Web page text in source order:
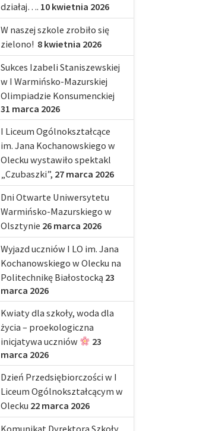
działaj…. 10 kwietnia 2026
W naszej szkole zrobiło się
zielono! 8 kwietnia 2026
Sukces Izabeli Staniszewskiej
w I Warmińsko-Mazurskiej
Olimpiadzie Konsumenckiej
31 marca 2026
I Liceum Ogólnokształcące
im. Jana Kochanowskiego w
Olecku wystawiło spektakl
„Czubaszki”, 27 marca 2026
Dni Otwarte Uniwersytetu
Warmińsko-Mazurskiego w
Olsztynie 26 marca 2026
Wyjazd uczniów I LO im. Jana
Kochanowskiego w Olecku na
Politechnikę Białostocką 23
marca 2026
Kwiaty dla szkoły, woda dla
życia – proekologiczna
inicjatywa uczniów
23
marca 2026
Dzień Przedsiębiorczości w I
Liceum Ogólnokształcącym w
Olecku 22 marca 2026